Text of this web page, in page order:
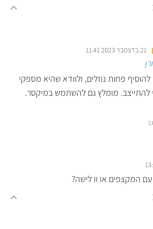
21 בדצמבר 2023 11:41
להוסיף פחות נוזלים, ולוודא שהיא מספקי
להתייצב. מומלץ גם להשתמש במיקסר.
המקצפים או וו לישה?